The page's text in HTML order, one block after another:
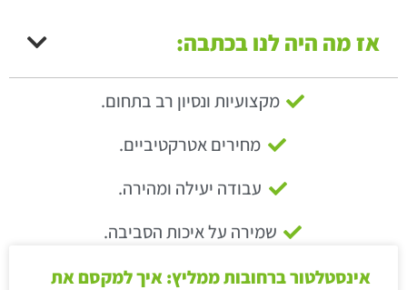
אז מה היה לנו בכתבה:
מקצועיות ונסיון רב בתחום.
מחירים אטרקטיביים.
עבודה יעילה ומהירה.
שמירה על איכות הסביבה.
אינסטלטור ברחובות ממליץ: איך למקסם את